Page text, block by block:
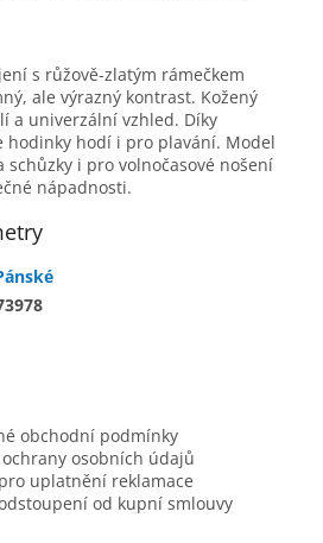
s růžově-zlatým rámečkem
ale výrazný kontrast. Kožený
a univerzální vzhled. Díky
hodinky hodí i pro plavání. Model
i pro volnočasové nošení
nápadnosti.
obchodní podmínky
osobních údajů
uplatnění reklamace
od kupní smlouvy